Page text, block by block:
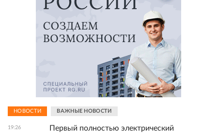
НОВОСТИ ВАЖНЫЕ НОВОСТИ
19:26
Первый полностью электрический